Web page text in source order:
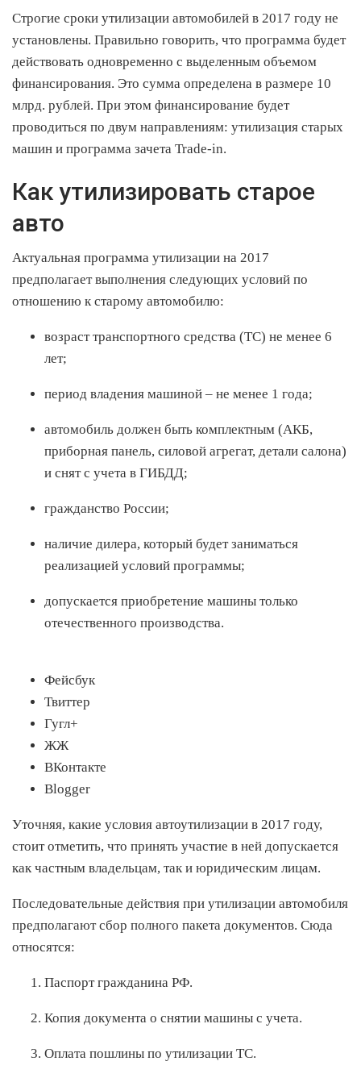
Строгие сроки утилизации автомобилей в 2017 году не
установлены. Правильно говорить, что программа будет
действовать одновременно с выделенным объемом
финансирования. Это сумма определена в размере 10
млрд. рублей. При этом финансирование будет
проводиться по двум направлениям: утилизация старых
машин и программа зачета Trade-in.
Как утилизировать старое
авто
Актуальная программа утилизации на 2017
предполагает выполнения следующих условий по
отношению к старому автомобилю:
возраст транспортного средства (ТС) не менее 6
лет;
период владения машиной – не менее 1 года;
автомобиль должен быть комплектным (АКБ,
приборная панель, силовой агрегат, детали салона)
и снят с учета в ГИБДД;
гражданство России;
наличие дилера, который будет заниматься
реализацией условий программы;
допускается приобретение машины только
отечественного производства.
Фейсбук
Твиттер
Гугл+
ЖЖ
ВКонтакте
Blogger
Уточняя, какие условия автоутилизации в 2017 году,
стоит отметить, что принять участие в ней допускается
как частным владельцам, так и юридическим лицам.
Последовательные действия при утилизации автомобиля
предполагают сбор полного пакета документов. Сюда
относятся:
Паспорт гражданина РФ.
Копия документа о снятии машины с учета.
Оплата пошлины по утилизации ТС.